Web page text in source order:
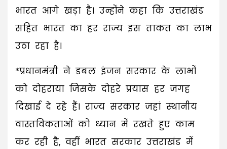
भारत आगे खड़ा है। उन्होंने कहा कि उत्तराखंड
सहित भारत का हर राज्य इस ताकत का लाभ
उठा रहा है।
*प्रधानमंत्री ने डबल इंजन सरकार के लाभों
को दोहराया जिसके दोहरे प्रयास हर जगह
दिखाई दे रहे हैं। राज्य सरकार जहां स्थानीय
वास्तविकताओं को ध्यान में रखते हुए काम
कर रही है, वहीं भारत सरकार उत्तराखंड में